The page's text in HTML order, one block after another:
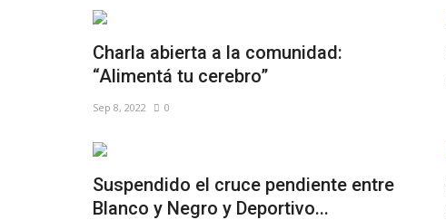
Charla abierta a la comunidad:
“Alimentá tu cerebro”
Sep 8, 2022 0
Suspendido el cruce pendiente entre
Blanco y Negro y Deportivo...